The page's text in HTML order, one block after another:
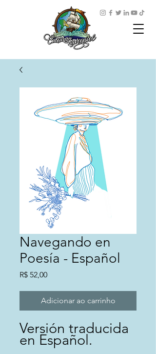
Navegando en
Poesía - Español
R$ 52,00Preço
Adicionar ao carrinho
Versión traducida
en Español.